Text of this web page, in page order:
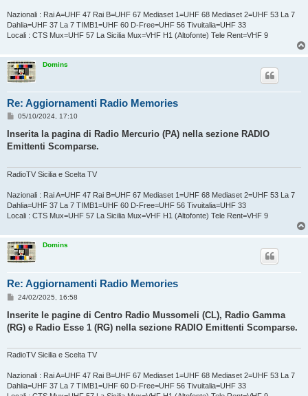
Nazionali : Rai A=UHF 47 Rai B=UHF 67 Mediaset 1=UHF 68 Mediaset 2=UHF 53 La 7
Dahlia=UHF 37 La 7 TIMB1=UHF 60 D-Free=UHF 56 Tivuitalia=UHF 33
Locali : CTS Mux=UHF 57 La Sicilia Mux=VHF H1 (Altofonte) Tele Rent=VHF 9
Domins
Re: Aggiornamenti Radio Memories
M
s
a
i
05/10/2024, 17:10
Inserita la pagina di Radio Mercurio (PA) nella sezione RADIO
Emittenti Scomparse.
RadioTV Sicilia e Scelta TV
Nazionali : Rai A=UHF 47 Rai B=UHF 67 Mediaset 1=UHF 68 Mediaset 2=UHF 53 La 7
Dahlia=UHF 37 La 7 TIMB1=UHF 60 D-Free=UHF 56 Tivuitalia=UHF 33
Locali : CTS Mux=UHF 57 La Sicilia Mux=VHF H1 (Altofonte) Tele Rent=VHF 9
Domins
Re: Aggiornamenti Radio Memories
M
s
a
i
24/02/2025, 16:58
Inserite le pagine di Centro Radio Mussomeli (CL), Radio Gamma
(RG) e Radio Esse 1 (RG) nella sezione RADIO Emittenti Scomparse.
RadioTV Sicilia e Scelta TV
Nazionali : Rai A=UHF 47 Rai B=UHF 67 Mediaset 1=UHF 68 Mediaset 2=UHF 53 La 7
Dahlia=UHF 37 La 7 TIMB1=UHF 60 D-Free=UHF 56 Tivuitalia=UHF 33